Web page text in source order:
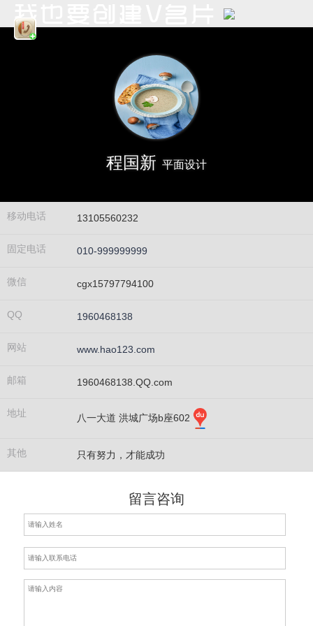
程国新 平面设计
移动电话 13105560232
固定电话 010-999999999
微信 cgx15797794100
QQ 1960468138
网站 www.hao123.com
邮箱 1960468138.QQ.com
地址 八一大道 洪城广场b座602
其他 只有努力，才能成功
留言咨询